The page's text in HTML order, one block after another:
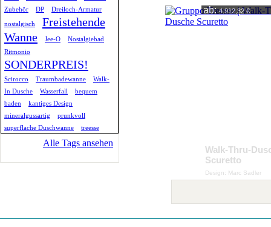
ab: 4.912,32 €
Walk-Thru-
Scuretto
Design: Marc Sadler
Zubehör
DP Dreiloch-Armatur
nostalgisch
Freistehende
Wanne
Jee-O
Nostalgiebad
Ritmonio
SONDERPREIS!
Scirocco Traumbadewanne
Walk-
In Dusche
Wasserfall
bequem
baden
kantiges Design
mineralgussartig
prunkvoll
superflache Duschwanne
treesse
Alle Tags ansehen